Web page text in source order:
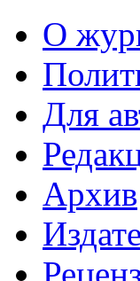
О
Для
Архив